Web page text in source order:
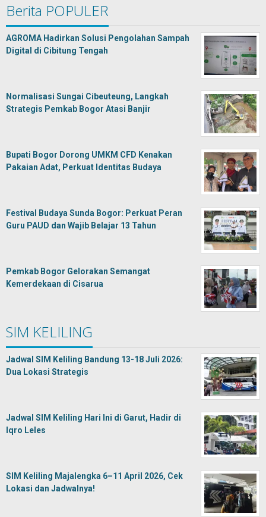
Berita POPULER
AGROMA Hadirkan Solusi Pengolahan Sampah
Digital di Cibitung Tengah
Normalisasi Sungai Cibeuteung, Langkah
Strategis Pemkab Bogor Atasi Banjir
Bupati Bogor Dorong UMKM CFD Kenakan
Pakaian Adat, Perkuat Identitas Budaya
Festival Budaya Sunda Bogor: Perkuat Peran
Guru PAUD dan Wajib Belajar 13 Tahun
Pemkab Bogor Gelorakan Semangat
Kemerdekaan di Cisarua
SIM KELILING
Jadwal SIM Keliling Bandung 13-18 Juli 2026:
Dua Lokasi Strategis
Jadwal SIM Keliling Hari Ini di Garut, Hadir di
Iqro Leles
SIM Keliling Majalengka 6–11 April 2026, Cek
Lokasi dan Jadwalnya!